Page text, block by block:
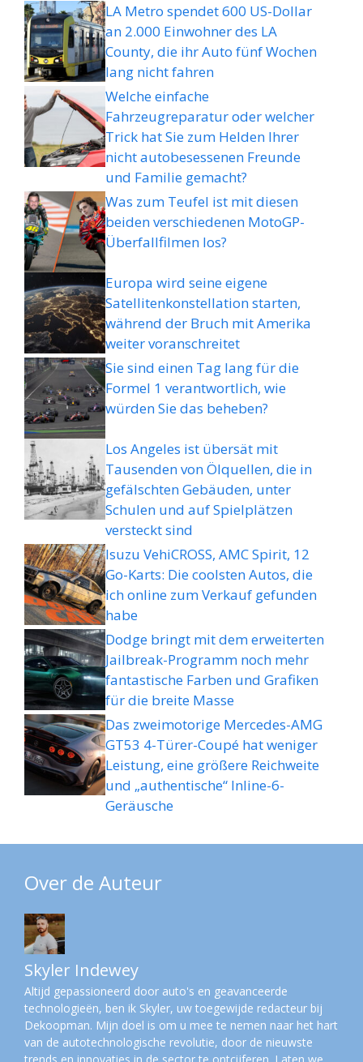
LA Metro spendet 600 US-Dollar
an 2.000 Einwohner des LA
County, die ihr Auto fünf Wochen
lang nicht fahren
Welche einfache
Fahrzeugreparatur oder welcher
Trick hat Sie zum Helden Ihrer
nicht autobesessenen Freunde
und Familie gemacht?
Was zum Teufel ist mit diesen
beiden verschiedenen MotoGP-
Überfallfilmen los?
Europa wird seine eigene
Satellitenkonstellation starten,
während der Bruch mit Amerika
weiter voranschreitet
Sie sind einen Tag lang für die
Formel 1 verantwortlich, wie
würden Sie das beheben?
Los Angeles ist übersät mit
Tausenden von Ölquellen, die in
gefälschten Gebäuden, unter
Schulen und auf Spielplätzen
versteckt sind
Isuzu VehiCROSS, AMC Spirit, 12
Go-Karts: Die coolsten Autos, die
ich online zum Verkauf gefunden
habe
Dodge bringt mit dem erweiterten
Jailbreak-Programm noch mehr
fantastische Farben und Grafiken
für die breite Masse
Das zweimotorige Mercedes-AMG
GT53 4-Türer-Coupé hat weniger
Leistung, eine größere Reichweite
und „authentische“ Inline-6-
Geräusche
Over de Auteur
Skyler Indewey
Altijd gepassioneerd door auto's en geavanceerde
technologieën, ben ik Skyler, uw toegewijde redacteur bij
Dekoopman. Mijn doel is om u mee te nemen naar het hart
van de autotechnologische revolutie, door de nieuwste
trends en innovaties in de sector te ontcijferen. Laten we